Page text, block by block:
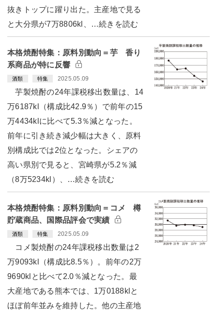
抜きトップに躍り出た。主産地で見る
と大分県が7万8806kl、…続きを読む
本格焼酎特集：原料別動向＝芋 香り
系商品が特に反響
酒類 特集 2025.05.09
芋製焼酎の24年課税移出数量は、14
万6187kl（構成比42.9％）で前年の15
万4434klに比べて5.3％減となった。
前年に引き続き減少幅は大きく、原料
別構成比では2位となった。シェアの
高い県別で見ると、宮崎県が5.2％減
（8万5234kl）、…続きを読む
本格焼酎特集：原料別動向＝コメ 樽
貯蔵商品、国際品評会で実績
酒類 特集 2025.05.09
コメ製焼酎の24年課税移出数量は2
万9093kl（構成比8.5％）。前年の2万
9690klと比べて2.0％減となった。最
大産地である熊本では、1万0188klと
ほぼ前年並みを維持した。他の主産地